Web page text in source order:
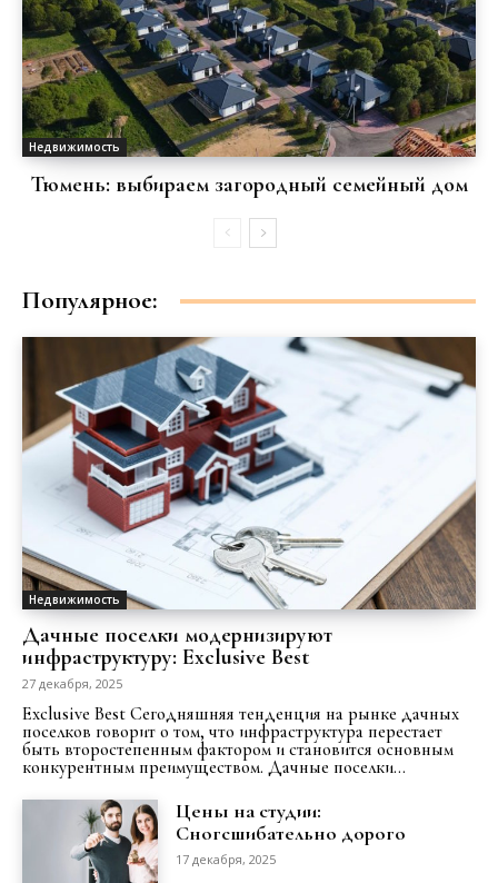
Недвижимость
Тюмень: выбираем загородный семейный дом
Популярное:
Недвижимость
Дачные поселки модернизируют
инфраструктуру: Exclusive Best
27 декабря, 2025
Exclusive Best Сегодняшняя тенденция на рынке дачных
поселков говорит о том, что инфраструктура перестает
быть второстепенным фактором и становится основным
конкурентным преимуществом. Дачные поселки...
Цены на студии:
Сногсшибательно дорого
17 декабря, 2025